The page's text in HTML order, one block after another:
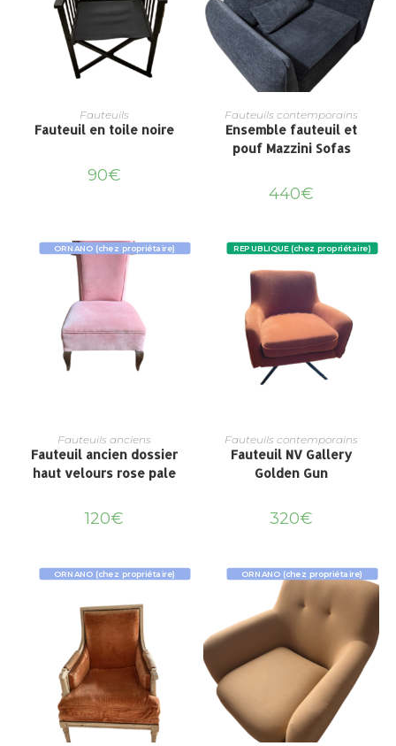
Fauteuils
Fauteuil en toile noire
90€
Fauteuils contemporains
Ensemble fauteuil et
pouf Mazzini Sofas
440€
ORNANO (chez propriétaire)
Fauteuils anciens
Fauteuil ancien dossier
haut velours rose pale
120€
REPUBLIQUE (chez propriétaire)
Fauteuils contemporains
Fauteuil NV Gallery
Golden Gun
320€
ORNANO (chez propriétaire) ORNANO (chez propriétaire)